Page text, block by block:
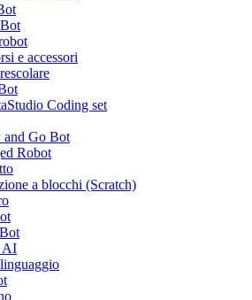
e accessori
Coding set
Go Bot
Robot
a blocchi (Scratch)
AI